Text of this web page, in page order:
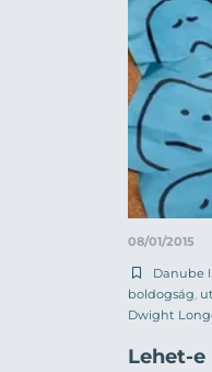
08/01/2015
Danube
boldogság
Dwight
Lehet-